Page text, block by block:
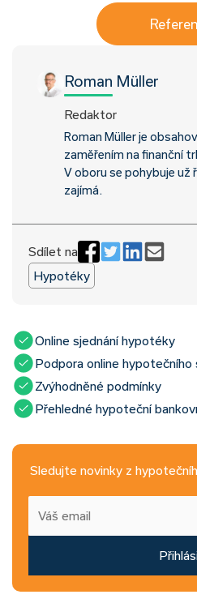
Roman Müller
Redaktor
Roman Müller je
zaměřením na finanční
V oboru se pohybuje už
zajímá.
Sdílet na
Hypotéky
Online sjednání hypotéky
Podpora online hypotečního
Zvýhodněné podmínky
Přehledné hypoteční
Sledujte novinky z